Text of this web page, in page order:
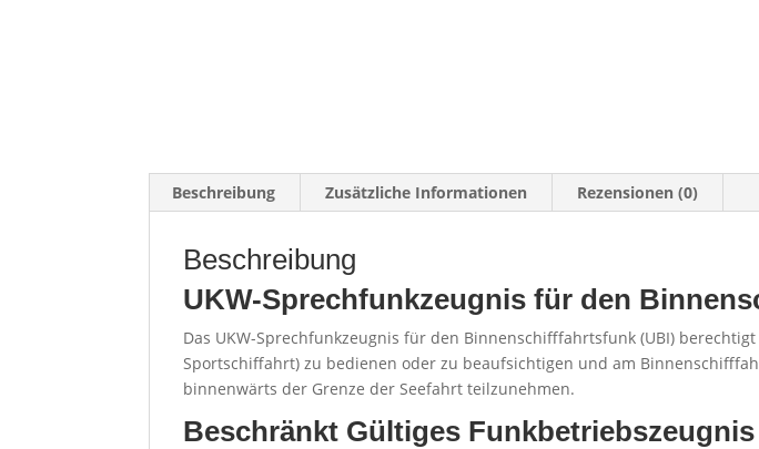
Beschreibung Zusätzliche Informationen Rezensionen (0)
Beschreibung
UKW-Sprechfunkzeugnis für den
Das UKW-Sprechfunkzeugnis für den Binnenschifffahrtsfunk (UBI)
Sportschiffahrt) zu bedienen oder zu beaufsichtigen und am
binnenwärts der Grenze der Seefahrt teilzunehmen.
Beschränkt Gültiges Funkbetriebszeugnis